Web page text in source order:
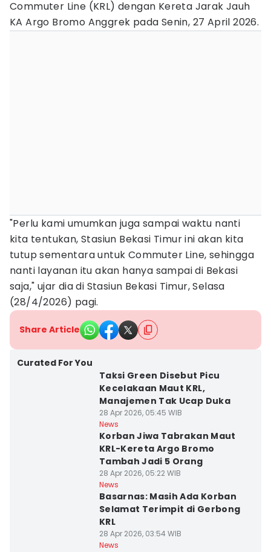
Commuter Line (KRL) dengan Kereta Jarak Jauh
KA Argo Bromo Anggrek pada Senin, 27 April 2026.
"Perlu kami umumkan juga sampai waktu nanti
kita tentukan, Stasiun Bekasi Timur ini akan kita
tutup sementara untuk Commuter Line, sehingga
nanti layanan itu akan hanya sampai di Bekasi
saja," ujar dia di Stasiun Bekasi Timur, Selasa
(28/4/2026) pagi.
Share Article
Curated For You
Taksi Green Disebut Picu
Kecelakaan Maut KRL,
Manajemen Tak Ucap Duka
28 Apr 2026, 05:45 WIB
News
Korban Jiwa Tabrakan Maut
KRL-Kereta Argo Bromo
Tambah Jadi 5 Orang
28 Apr 2026, 05:22 WIB
News
Basarnas: Masih Ada Korban
Selamat Terimpit di Gerbong
KRL
28 Apr 2026, 03:54 WIB
News